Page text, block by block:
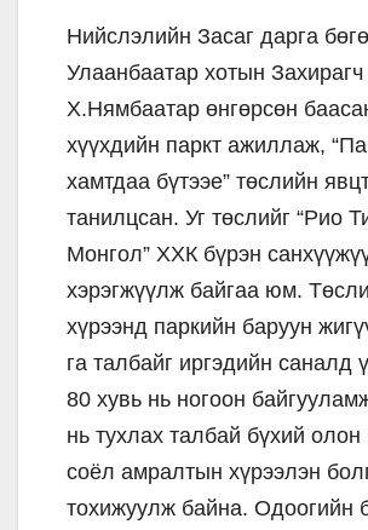
Нийслэлийн Засаг дарга
Улаанбаатар хотын Захирагч
Х.Нямбаатар өнгөрсөн
хүүхдийн паркт ажиллаж,
хамтдаа бүтээе” төслийн
танилцсан. Уг төслийг “Рио
Монгол” ХХК бүрэн
хэрэгжүүлж байгаа юм.
хүрээнд паркийн баруун
га талбайг иргэдийн саналд
80 хувь нь ногоон
нь тухлах талбай бүхий олон
соёл амралтын хүрээлэн
тохижуулж байна. Одоогийн